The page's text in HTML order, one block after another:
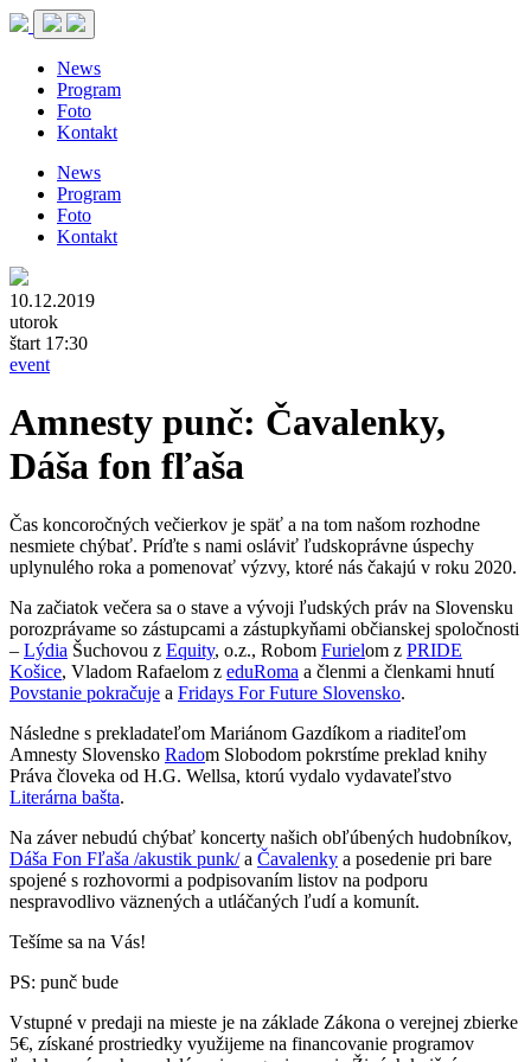
News
Program
Foto
Kontakt
News
Program
Foto
Kontakt
10.12.2019
utorok
štart 17:30
event
Amnesty punč: Čavalenky,
Dáša fon fľaša
Čas koncoročných večierkov je späť a na tom našom rozhodne
nesmiete chýbať. Príďte s nami osláviť ľudskoprávne úspechy
uplynulého roka a pomenovať výzvy, ktoré nás čakajú v roku 2020.
Na začiatok večera sa o stave a vývoji ľudských práv na Slovensku
porozprávame so zástupcami a zástupkyňami občianskej spoločnosti
– Lýdia Šuchovou z Equity, o.z., Robom Furielom z PRIDE
Košice, Vladom Rafaelom z eduRoma a členmi a členkami hnutí
Povstanie pokračuje a Fridays For Future Slovensko.
Následne s prekladateľom Mariánom Gazdíkom a riaditeľom
Amnesty Slovensko Radom Slobodom pokrstíme preklad knihy
Práva človeka od H.G. Wellsa, ktorú vydalo vydavateľstvo
Literárna bašta.
Na záver nebudú chýbať koncerty našich obľúbených hudobníkov,
Dáša Fon Fľaša /akustik punk/a Čavalenky a posedenie pri bare
spojené s rozhovormi a podpisovaním listov na podporu
nespravodlivo väznených a utláčaných ľudí a komunít.
Tešíme sa na Vás!
PS: punč bude
Vstupné v predaji na mieste je na základe Zákona o verejnej zbierke
5€, získané prostriedky využijeme na financovanie programov